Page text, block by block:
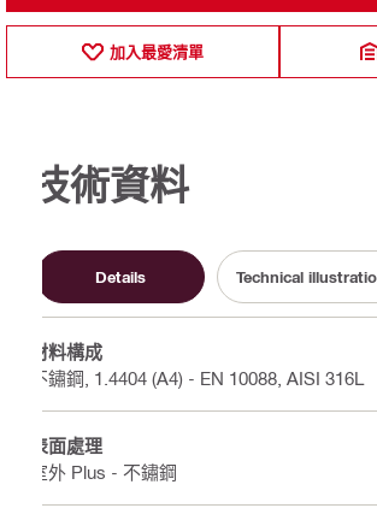
加入最愛清單
技術資料
Details Technical
材料構成
不鏽鋼, 1.4404 (A4) - EN 10088, AISI 316L
表面處理
室外 Plus - 不鏽鋼